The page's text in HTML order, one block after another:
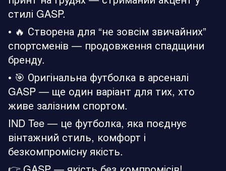
стилі GASP.
• 🔥 Створена для “не зовсім звичайних”
спортсменів — продовження спадщини
бренду.
• 🎯 Оригінальна футболка в арсеналі
GASP — ще один варіант для тих, хто
живе залізним спортом.
IND Tee — це футболка, яка поєднує
вінтажний стиль, комфорт і
безкомпромісну якість.